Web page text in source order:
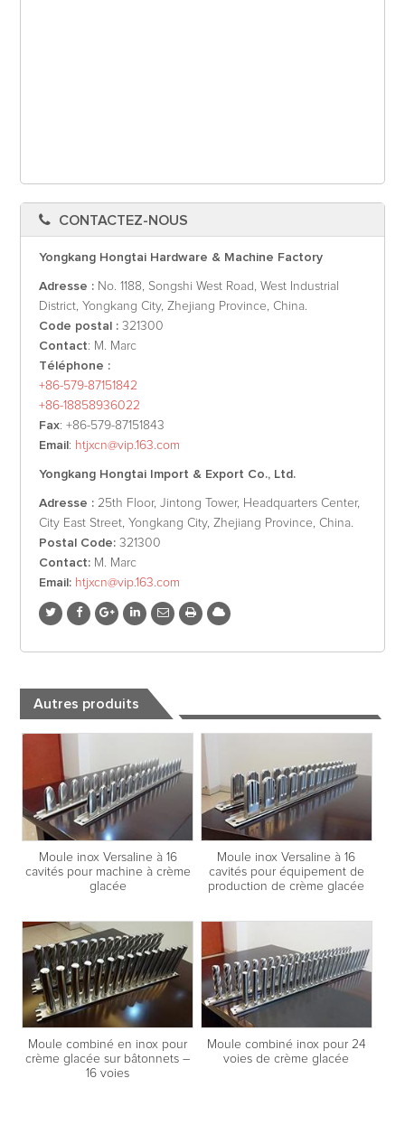
CONTACTEZ-NOUS
Yongkang Hongtai Hardware & Machine Factory
Adresse : No. 1188, Songshi West Road, West Industrial
District, Yongkang City, Zhejiang Province, China.
Code postal : 321300
Contact: M. Marc
Téléphone :
+86-579-87151842
+86-18858936022
Fax: +86-579-87151843
Email : htjxcn@vip.163.com
Yongkang Hongtai Import & Export Co., Ltd.
Adresse : 25th Floor, Jintong Tower, Headquarters Center,
City East Street, Yongkang City, Zhejiang Province, China.
Postal Code: 321300
Contact: M. Marc
Email: htjxcn@vip.163.com
Autres produits
Moule inox Versaline à 16
cavités pour machine à crème
glacée
Moule inox Versaline à 16
cavités pour équipement de
production de crème glacée
Moule combiné en inox pour
crème glacée sur bâtonnets –
16 voies
Moule combiné inox pour 24
voies de crème glacée